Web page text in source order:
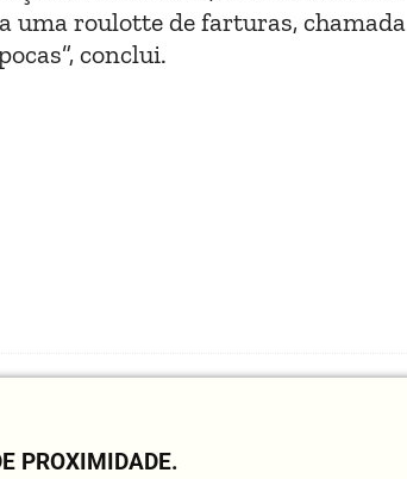
uma roulotte de farturas, chamada
conclui.
PROXIMIDADE.